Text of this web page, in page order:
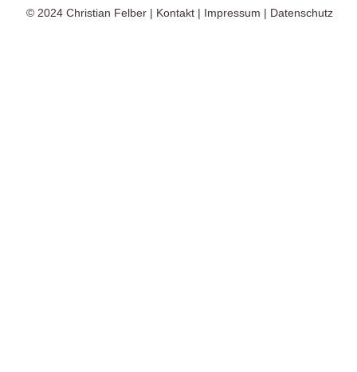
© 2024 Christian Felber | Kontakt | Impressum | Datenschutz